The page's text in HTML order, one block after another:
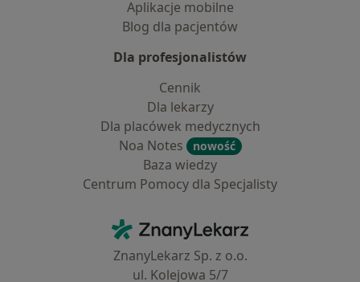
Aplikacje mobilne
Blog dla pacjentów
Dla profesjonalistów
Cennik
Dla lekarzy
Dla placówek medycznych
Noa Notes
nowość
Baza wiedzy
Centrum Pomocy dla Specjalisty
ZnanyLekarz - Strona główna
ZnanyLekarz Sp. z o.o.
ul. Kolejowa 5/7